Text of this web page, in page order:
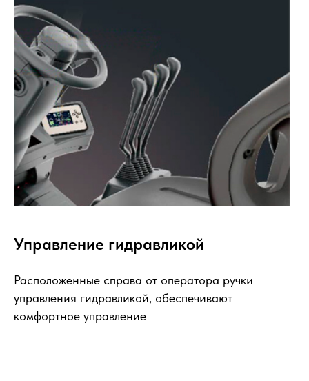
Управление гидравликой
Расположенные справа от оператора ручки
управления гидравликой, обеспечивают
комфортное управление